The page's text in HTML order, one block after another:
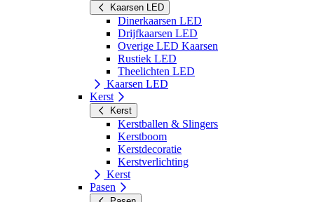
Kaarsen LED
Dinerkaarsen LED
Drijfkaarsen LED
Overige LED Kaarsen
Rustiek LED
Theelichten LED
Kaarsen LED
Kerst
Kerst
Kerstballen & Slingers
Kerstboom
Kerstdecoratie
Kerstverlichting
Kerst
Pasen